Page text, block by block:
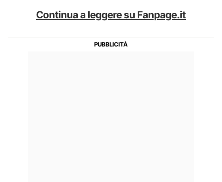
Continua a leggere su Fanpage.it